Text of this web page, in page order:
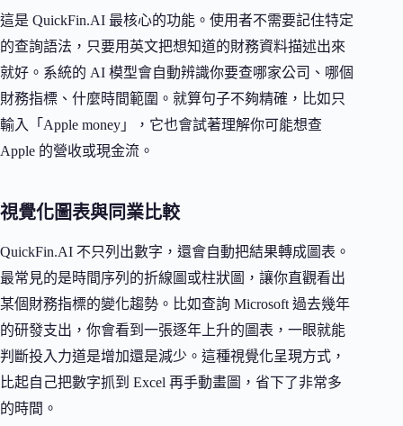
這是 QuickFin.AI 最核心的功能。使用者不需要記住特定
的查詢語法，只要用英文把想知道的財務資料描述出來
就好。系統的 AI 模型會自動辨識你要查哪家公司、哪個
財務指標、什麼時間範圍。就算句子不夠精確，比如只
輸入「Apple money」，它也會試著理解你可能想查
Apple 的營收或現金流。
視覺化圖表與同業比較
QuickFin.AI 不只列出數字，還會自動把結果轉成圖表。
最常見的是時間序列的折線圖或柱狀圖，讓你直觀看出
某個財務指標的變化趨勢。比如查詢 Microsoft 過去幾年
的研發支出，你會看到一張逐年上升的圖表，一眼就能
判斷投入力道是增加還是減少。這種視覺化呈現方式，
比起自己把數字抓到 Excel 再手動畫圖，省下了非常多
的時間。